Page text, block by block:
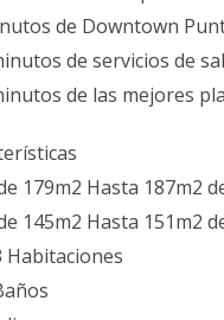
de Downtown
de servicios de
de las mejores
179m2 Hasta 187m2
145m2 Hasta 151m2
Habitaciones